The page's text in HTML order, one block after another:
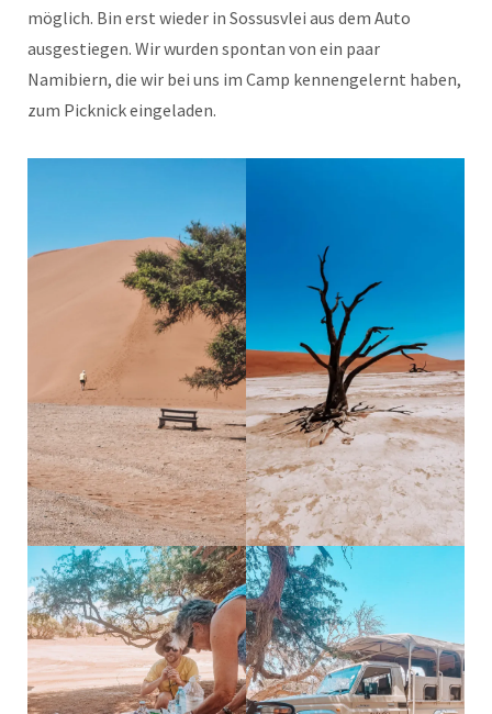
möglich. Bin erst wieder in Sossusvlei aus dem Auto
ausgestiegen. Wir wurden spontan von ein paar
Namibiern, die wir bei uns im Camp kennengelernt haben,
zum Picknick eingeladen.